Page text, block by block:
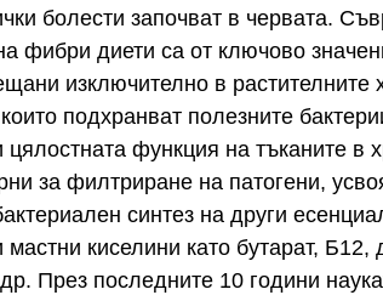
болести започват в червата.
фибри диети са от ключово
изключително в растителните
подхранват полезните
функция на тъканите в
за филтриране на патогени,
синтез на други
киселини като бутарат, Б12,
През последните 10 години